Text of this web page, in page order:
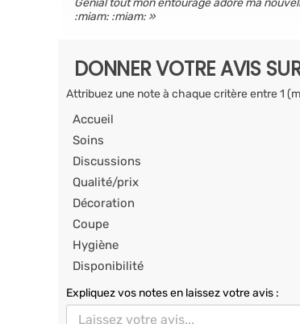
Génial tout mon entourage adore ma
:miam: :miam:
DONNER VOTRE AVIS
Attribuez une note à chaque critère entre 1
Accueil
Soins
Discussions
Qualité/prix
Décoration
Coupe
Hygiène
Disponibilité
Expliquez vos notes en laissez votre avis :